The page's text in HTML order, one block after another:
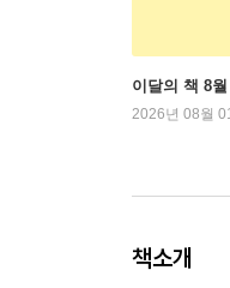
이달의 책 8
2026년 08월
책소개